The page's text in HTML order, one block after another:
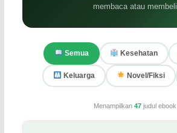
membaca atau membeli
Semua Kesehatan
Keluarga Novel/Fiksi
Menampilkan47 judul ebook